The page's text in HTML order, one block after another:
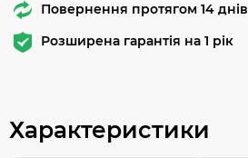
Повернення протягом 14 днів
Розширена гарантія на 1 рік
Характеристики